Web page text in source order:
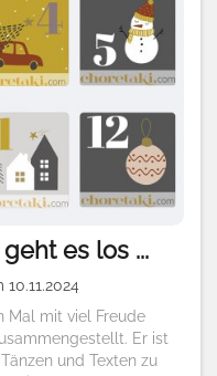
es los ...
10.11.2024
Mal mit viel Freude
Er ist
und Texten zu